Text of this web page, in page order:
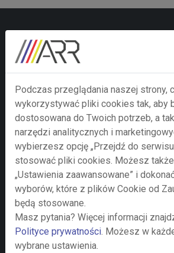
Zainteresował Cię
temat? Skontaktuj
nami za pomocą
formularza.
Twoje imie i nazwisko
Nazwa firmy
Adre e-mail
Podczas przeglądania naszej strony,
wykorzystywać pliki cookies tak, aby
dostosowana do Twoich potrzeb, a
narzędzi analitycznych i
wybierzesz opcję „Przejdź do
stosować pliki cookies. Możesz
„Ustawienia zaawansowane” i
wyborów, które z plików Cookie od
będą stosowane.
Masz pytania? Więcej informacji
Polityce prywatności . Możesz w
wybrane ustawienia.